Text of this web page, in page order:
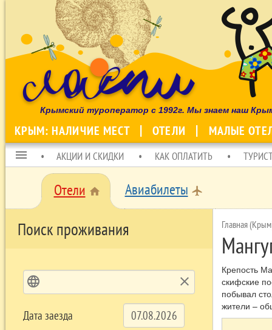
Крымский туроператор с 1992г. Мы знаем наш
КРЫМ: НАЛИЧИЕ МЕСТ ОТЕЛИ МАЛЫЕ
menu АКЦИИ И СКИДКИ КАК ОПЛАТИТЬ
Отели home Авиабилеты local_airport
Поиск проживания
language clear
Дата заезда
Главная
Крепость
скифские
побывал
жители –